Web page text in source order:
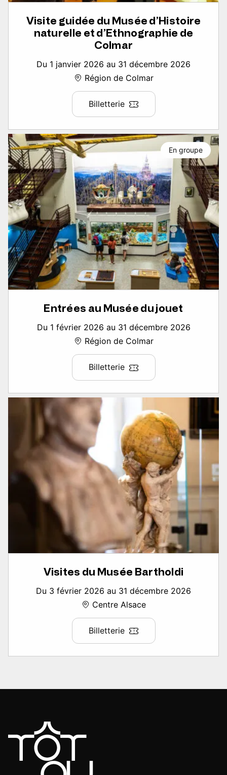
Visite guidée du Musée d’Histoire
naturelle et d’Ethnographie de
Colmar
Du 1 janvier 2026 au 31 décembre 2026
Région de Colmar
Billetterie
Entrées au Musée du jouet
Du 1 février 2026 au 31 décembre 2026
Région de Colmar
Billetterie
En groupe
Visites du Musée Bartholdi
Du 3 février 2026 au 31 décembre 2026
Centre Alsace
Billetterie